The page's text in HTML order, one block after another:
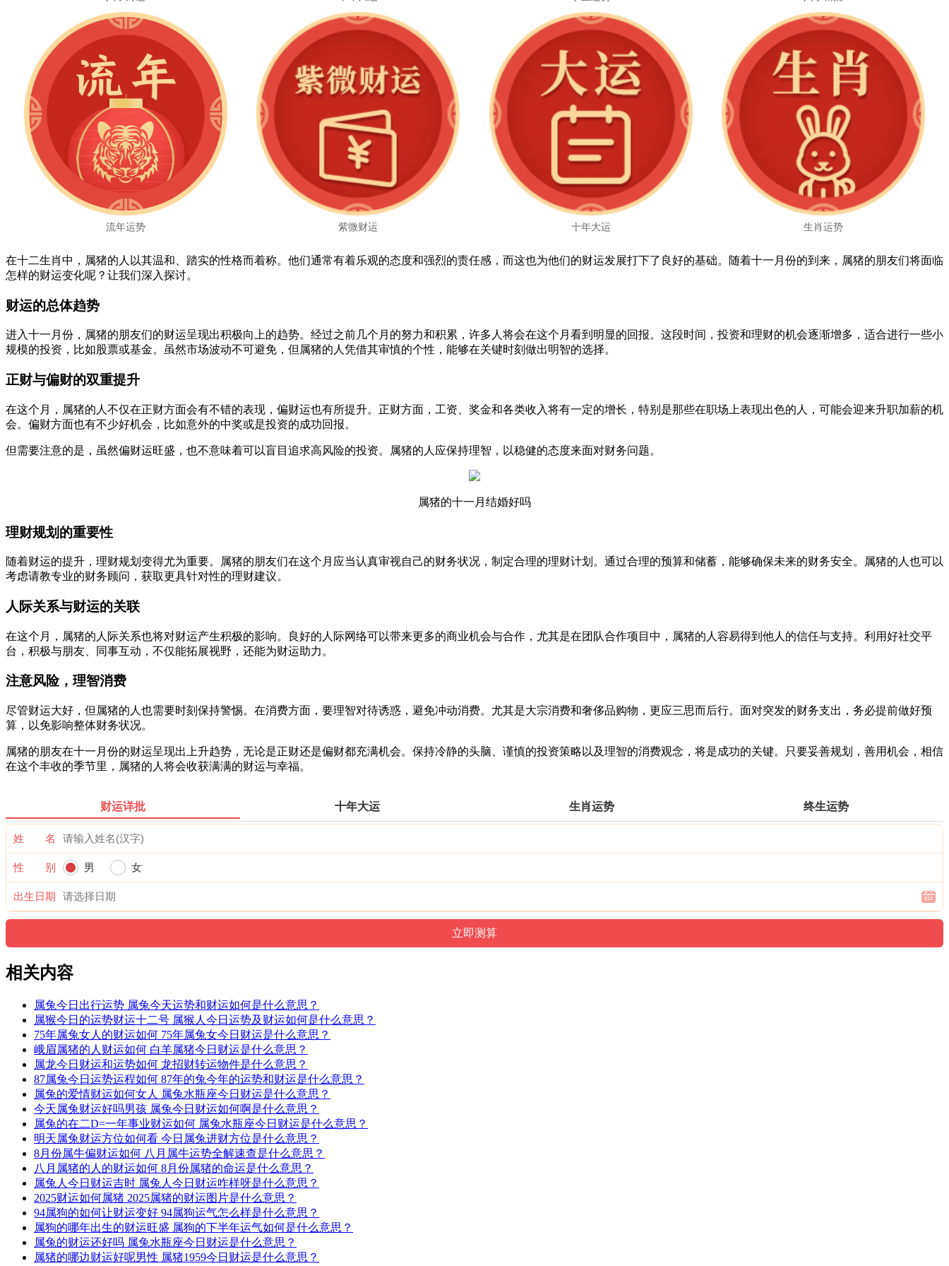
流年运势 紫微财运 十年大运 生肖运势
在十二生肖中，属猪的人以其温和、踏实的性格而着称。他们通常有着乐观的态度和强烈的责任感，而这也为他们的财运发展打下了良好的基础。随着十一月份的到来，属猪的朋友们将面临
怎样的财运变化呢？让我们深入探讨。
财运的总体趋势
进入十一月份，属猪的朋友们的财运呈现出积极向上的趋势。经过之前几个月的努力和积累，许多人将会在这个月看到明显的回报。这段时间，投资和理财的机会逐渐增多，适合进行一些小
规模的投资，比如股票或基金。虽然市场波动不可避免，但属猪的人凭借其审慎的个性，能够在关键时刻做出明智的选择。
正财与偏财的双重提升
在这个月，属猪的人不仅在正财方面会有不错的表现，偏财运也有所提升。正财方面，工资、奖金和各类收入将有一定的增长，特别是那些在职场上表现出色的人，可能会迎来升职加薪的机
会。偏财方面也有不少好机会，比如意外的中奖或是投资的成功回报。
但需要注意的是，虽然偏财运旺盛，也不意味着可以盲目追求高风险的投资。属猪的人应保持理智，以稳健的态度来面对财务问题。
属猪的十一月结婚好吗
理财规划的重要性
随着财运的提升，理财规划变得尤为重要。属猪的朋友们在这个月应当认真审视自己的财务状况，制定合理的理财计划。通过合理的预算和储蓄，能够确保未来的财务安全。属猪的人也可以
考虑请教专业的财务顾问，获取更具针对性的理财建议。
人际关系与财运的关联
在这个月，属猪的人际关系也将对财运产生积极的影响。良好的人际网络可以带来更多的商业机会与合作，尤其是在团队合作项目中，属猪的人容易得到他人的信任与支持。利用好社交平
台，积极与朋友、同事互动，不仅能拓展视野，还能为财运助力。
注意风险，理智消费
尽管财运大好，但属猪的人也需要时刻保持警惕。在消费方面，要理智对待诱惑，避免冲动消费。尤其是大宗消费和奢侈品购物，更应三思而后行。面对突发的财务支出，务必提前做好预
算，以免影响整体财务状况。
属猪的朋友在十一月份的财运呈现出上升趋势，无论是正财还是偏财都充满机会。保持冷静的头脑、谨慎的投资策略以及理智的消费观念，将是成功的关键。只要妥善规划，善用机会，相信
在这个丰收的季节里，属猪的人将会收获满满的财运与幸福。
财运详批 十年大运 生肖运势 终生运势
姓 名
性 别 男 女
出生日期
相关内容
属兔今日出行运势 属兔今天运势和财运如何是什么意思？
属猴今日的运势财运十二号 属猴人今日运势及财运如何是什么意思？
75年属兔女人的财运如何 75年属兔女今日财运是什么意思？
峨眉属猪的人财运如何 白羊属猪今日财运是什么意思？
属龙今日财运和运势如何 龙招财转运物件是什么意思？
87属兔今日运势运程如何 87年的兔今年的运势和财运是什么意思？
属兔的爱情财运如何女人 属兔水瓶座今日财运是什么意思？
今天属兔财运好吗男孩 属兔今日财运如何啊是什么意思？
属兔的在二D=一年事业财运如何 属兔水瓶座今日财运是什么意思？
明天属兔财运方位如何看 今日属兔进财方位是什么意思？
8月份属牛偏财运如何 八月属牛运势全解速查是什么意思？
八月属猪的人的财运如何 8月份属猪的命运是什么意思？
属兔人今日财运吉时 属兔人今日财运咋样呀是什么意思？
2025财运如何属猪 2025属猪的财运图片是什么意思？
94属狗的如何让财运变好 94属狗运气怎么样是什么意思？
属狗的哪年出生的财运旺盛 属狗的下半年运气如何是什么意思？
属兔的财运还好吗 属兔水瓶座今日财运是什么意思？
属猪的哪边财运好呢男性 属猪1959今日财运是什么意思？